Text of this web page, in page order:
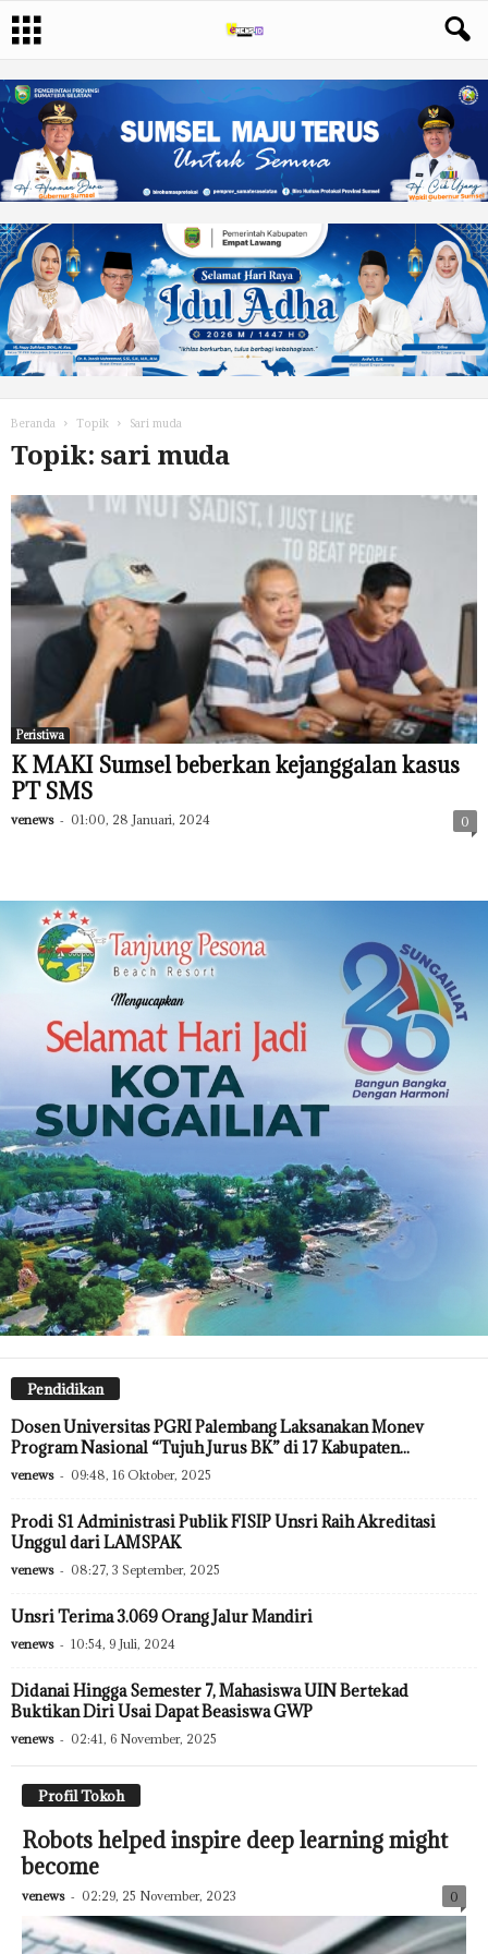
Beranda Topik Sari muda
Topik: sari muda
Peristiwa
K MAKI Sumsel beberkan kejanggalan kasus
PT SMS
venews - 01:00, 28 Januari, 2024 0
Pendidikan
Dosen Universitas PGRI Palembang Laksanakan Monev
Program Nasional “Tujuh Jurus BK” di 17 Kabupaten...
venews - 09:48, 16 Oktober, 2025
Prodi S1 Administrasi Publik FISIP Unsri Raih Akreditasi
Unggul dari LAMSPAK
venews - 08:27, 3 September, 2025
Unsri Terima 3.069 Orang Jalur Mandiri
venews - 10:54, 9 Juli, 2024
Didanai Hingga Semester 7, Mahasiswa UIN Bertekad
Buktikan Diri Usai Dapat Beasiswa GWP
venews - 02:41, 6 November, 2025
Profil Tokoh
Robots helped inspire deep learning might
become
venews - 02:29, 25 November, 2023 0